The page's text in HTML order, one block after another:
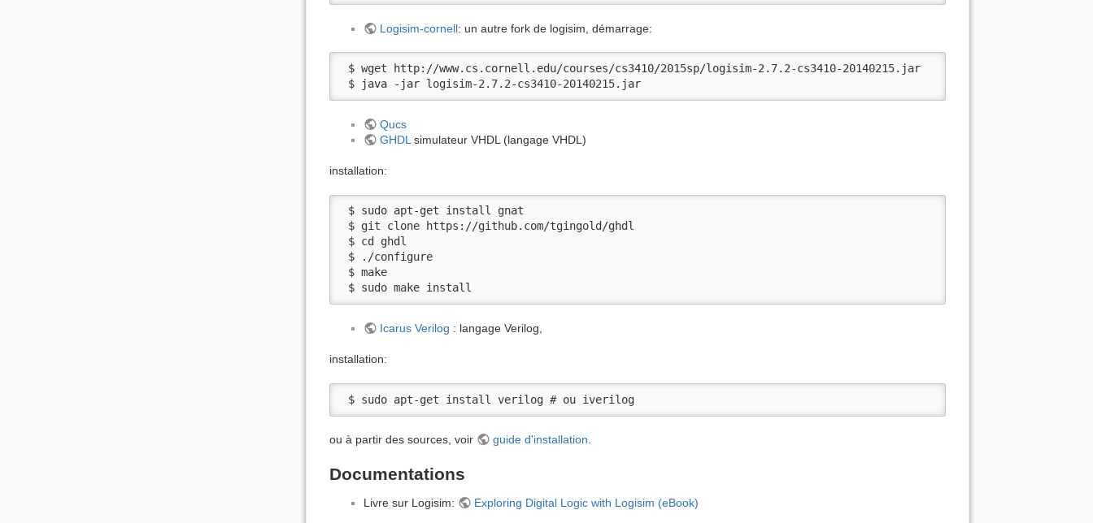
Logisim-cornell: un autre fork de logisim, démarrage:
$ wget http://www.cs.cornell.edu/courses/cs3410/2015sp/logisim-2.7.2-cs3410-20140215.jar
$ java -jar logisim-2.7.2-cs3410-20140215.jar
Qucs
GHDL simulateur VHDL (langage VHDL)
installation:
$ sudo apt-get install gnat
$ git clone https://github.com/tgingold/ghdl
$ cd ghdl
$ ./configure
$ make
$ sudo make install
Icarus Verilog : langage Verilog,
installation:
$ sudo apt-get install verilog # ou iverilog
ou à partir des sources, voir guide d'installation.
Documentations
Livre sur Logisim: Exploring Digital Logic with Logisim (eBook)